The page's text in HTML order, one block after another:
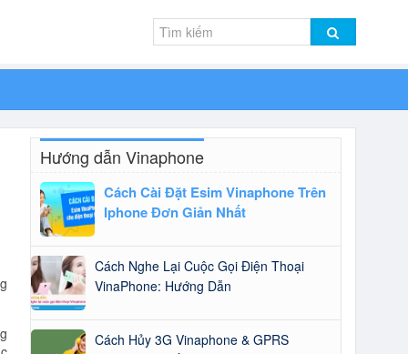
Hướng dẫn Vinaphone
Cách Cài Đặt Esim Vinaphone Trên
Iphone Đơn Giản Nhất
Cách Nghe Lại Cuộc Gọi Điện Thoại
VinaPhone: Hướng Dẫn
Cách Hủy 3G Vinaphone & GPRS